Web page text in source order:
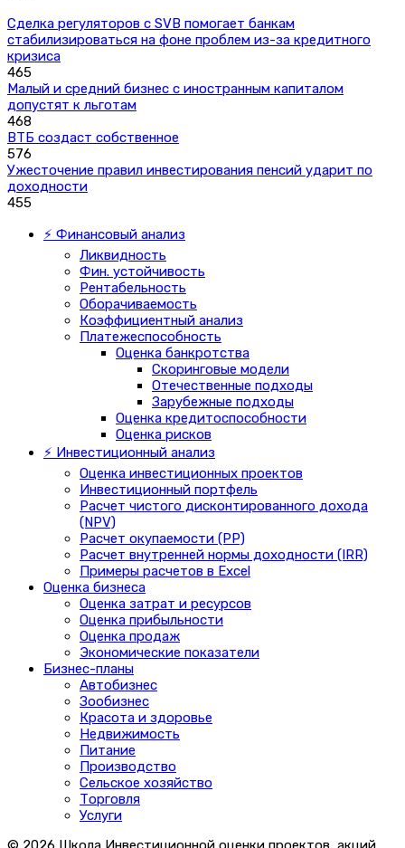
Сделка регуляторов с SVB помогает банкам
стабилизироваться на фоне проблем из-за кредитного
кризиса
465
Малый и средний бизнес с иностранным капиталом
допустят к льготам
468
ВТБ создаст собственное
576
Ужесточение правил инвестирования пенсий ударит по
доходности
455
⚡ Финансовый анализ
Ликвидность
Фин. устойчивость
Рентабельность
Оборачиваемость
Коэффициентный анализ
Платежеспособность
Оценка банкротства
Скоринговые модели
Отечественные подходы
Зарубежные подходы
Оценка кредитоспособности
Оценка рисков
⚡ Инвестиционный анализ
Оценка инвестиционных проектов
Инвестиционный портфель
Расчет чистого дисконтированного дохода
(NPV)
Расчет окупаемости (PP)
Расчет внутренней нормы доходности (IRR)
Примеры расчетов в Excel
Оценка бизнеса
Оценка затрат и ресурсов
Оценка прибыльности
Оценка продаж
Экономические показатели
Бизнес-планы
Автобизнес
Зообизнес
Красота и здоровье
Недвижимость
Питание
Производство
Сельское хозяйство
Торговля
Услуги